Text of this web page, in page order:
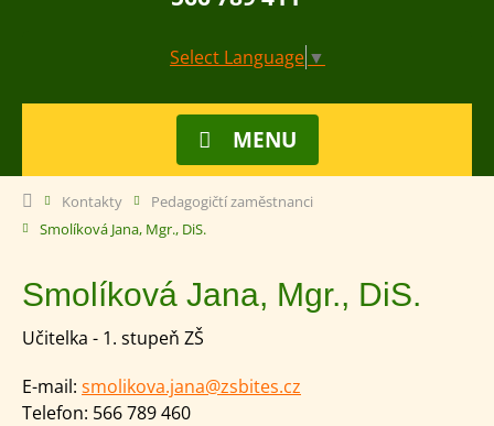
Select Language ▼
MENU
Kontakty
Pedagogičtí zaměstnanci
Smolíková Jana, Mgr., DiS.
Smolíková Jana, Mgr., DiS.
Učitelka - 1. stupeň ZŠ
E-mail: smolikova.jana@zsbites.cz
Telefon: 566 789 460